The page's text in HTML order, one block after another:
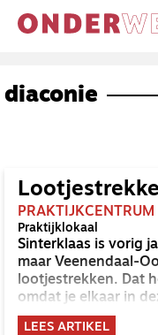
diaconie
PRAKTIJKCENTRUM
Praktijklokaal
Sinterklaas is vorig
maar Veenendaal-
lootjestrekken. Dat
omdat je elkaar in
LEES ARTIKEL